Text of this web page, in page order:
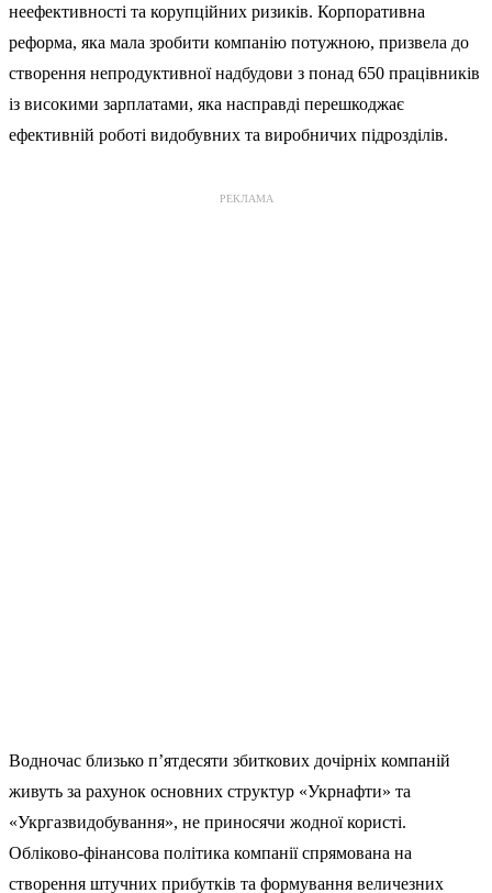
неефективності та корупційних ризиків. Корпоративна
реформа, яка мала зробити компанію потужною, призвела до
створення непродуктивної надбудови з понад 650 працівників
із високими зарплатами, яка насправді перешкоджає
ефективній роботі видобувних та виробничих підрозділів.
РЕКЛАМА
Водночас близько п’ятдесяти збиткових дочірніх компаній
живуть за рахунок основних структур «Укрнафти» та
«Укргазвидобування», не приносячи жодної користі.
Обліково-фінансова політика компанії спрямована на
створення штучних прибутків та формування величезних